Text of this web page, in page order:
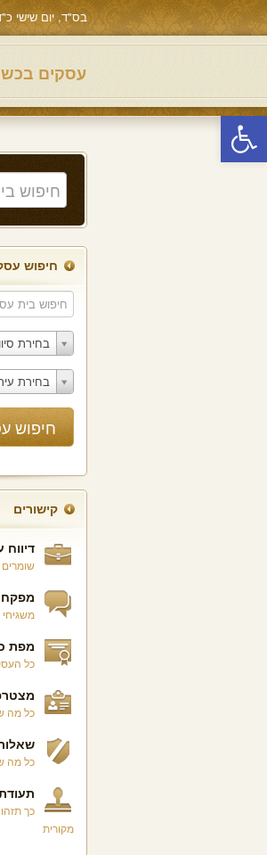
פתח סרגל נגישות
בס"ד, יום שישי כ"ד אב
עסקים
חיפוש
בחירת
בחירת
קישורים
מפת
כל
כל מה
כל מה
כך
מקורית